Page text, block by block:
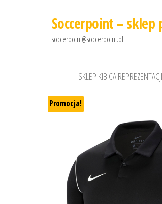
Soccerpoint – sklep
soccerpoint@soccerpoint.pl
SKLEP KIBICA
Promocja!